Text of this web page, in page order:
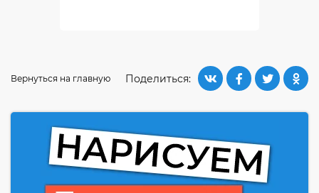
Поделиться:
Вернуться на главную